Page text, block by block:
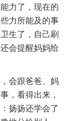
力了，现在的
力所能及的事
生了，自己刷
会提醒妈妈给
会跟爸爸、妈
，看得出来，
扬扬还学会了